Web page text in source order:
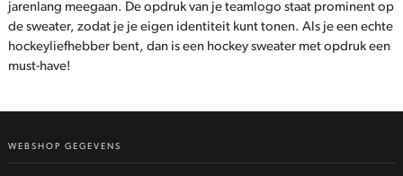
jarenlang meegaan. De opdruk van je teamlogo staat prominent op
de sweater, zodat je je eigen identiteit kunt tonen. Als je een echte
hockeyliefhebber bent, dan is een hockey sweater met opdruk een
must-have!
WEBSHOP GEGEVENS